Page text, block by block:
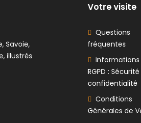
Savoie,
illustrés
Votre visite
Questions
fréquentes
Informations
RGPD :
confidentialité
Conditions
Générales de